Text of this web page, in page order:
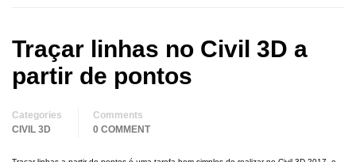
Traçar linhas no Civil 3D a
partir de pontos
Categories
CIVIL 3D
Comments
0 COMMENT